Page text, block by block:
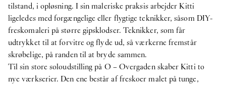
tilstand, i opløsning. I sin maleriske praksis arbejder Kitti
ligeledes med forgængelige eller flygtige teknikker, såsom DIY-
freskomaleri på større gipsklodser. Teknikker, som får
udtrykket til at forvitre og flyde ud, så værkerne fremstår
skrøbelige, på randen til at bryde sammen.
Til sin store soloudstilling på O – Overgaden skaber Kitti to
nye værkserier. Den ene består af freskoer malet på tunge,